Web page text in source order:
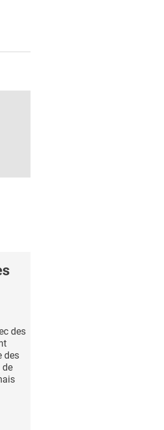
des
des
de